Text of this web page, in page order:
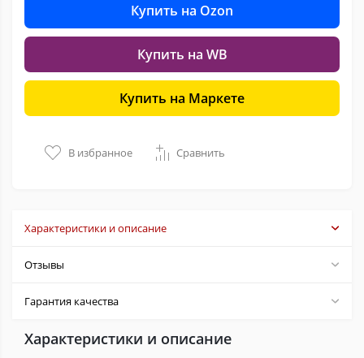
Купить на Ozon
Купить на WB
Купить на Маркете
В избранное Сравнить
Характеристики и описание
Отзывы
Гарантия качества
Характеристики и описание